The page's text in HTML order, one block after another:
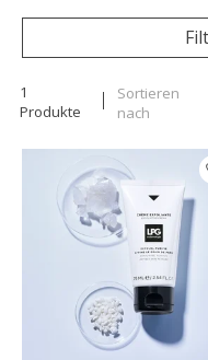
1
Produkte
Sortieren
nach